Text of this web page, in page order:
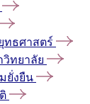
ทธศาสตร์
ทยาลัย
ยั่งยืน